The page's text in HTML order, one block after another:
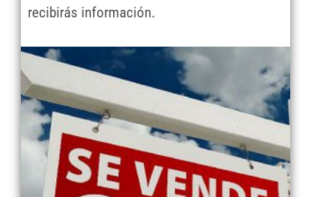
recibirás información.